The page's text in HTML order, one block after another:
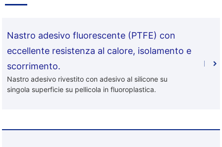
Nastro adesivo fluorescente (PTFE) con
eccellente resistenza al calore, isolamento e
scorrimento.
Nastro adesivo rivestito con adesivo al silicone su
singola superficie su pellicola in fluoroplastica.